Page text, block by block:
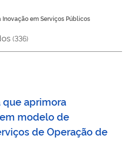
Inovação em Serviços Públicos
(336)
aprimora
modelo de
de Operação de